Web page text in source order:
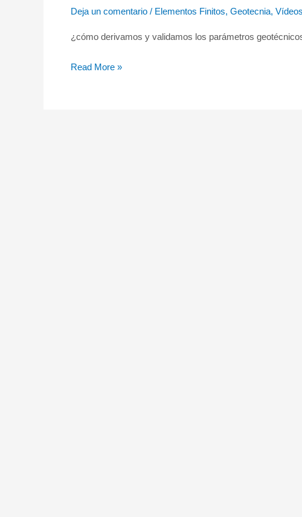
Deja un comentario / Elementos Finitos, Geotecnia, Vídeos
¿cómo derivamos y validamos los parámetros
Elementos
Derivación
Read More »